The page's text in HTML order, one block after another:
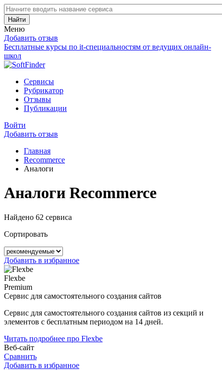
Найти
Меню
Добавить отзыв
Бесплатные курсы по it-специальностям от ведущих онлайн-
школ
Сервисы
Рубрикатор
Отзывы
Публикации
Войти
Добавить отзыв
Главная
Recommerce
Аналоги
Аналоги Recommerce
Найдено 62 сервиса
Сортировать
Добавить в избранное
Flexbe
Premium
Сервис для самостоятельного создания сайтов
Сервис для самостоятельного создания сайтов из секций и
элементов с бесплатным периодом на 14 дней.
Читать подробнее про Flexbe
Веб-сайт
Сравнить
Добавить в избранное